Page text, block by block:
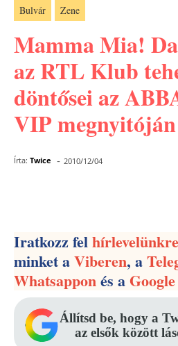
Bulvár Zene
Mamma Mia!
az RTL Klub
döntősei az
VIP megnyitóján
Írta: Twice - 2010/12/04
Iratkozz felhírlevelünkre
minket aViberen, a
Whatsapponés a
Állítsd be, hogy a
az elsők között